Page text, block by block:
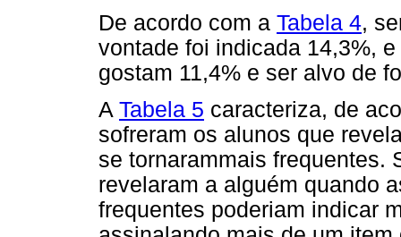
De acordo com a Tabela 4,
vontade foi indicada 14,3%,
gostam 11,4% e ser alvo de
A Tabela 5 caracteriza, de
sofreram os alunos que
se tornarammais frequentes.
revelaram a alguém quando
frequentes poderiam indicar